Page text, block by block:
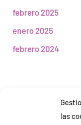
las
febrero 2025
enero 2025
febrero 2024